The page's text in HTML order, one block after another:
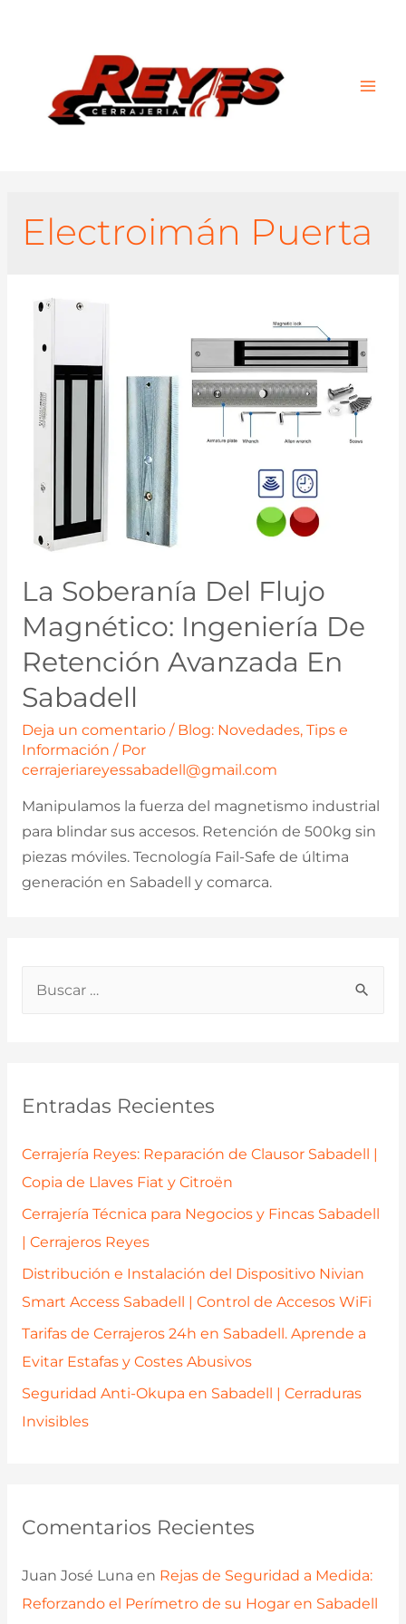
p
o
:
Entradas Recientes
Cerrajería Reyes: Reparación de Clausor Sabadell |
Copia de Llaves Fiat y Citroën
Cerrajería Técnica para Negocios y Fincas Sabadell
| Cerrajeros Reyes
Distribución e Instalación del Dispositivo Nivian
Smart Access Sabadell | Control de Accesos WiFi
Tarifas de Cerrajeros 24h en Sabadell. Aprende a
Evitar Estafas y Costes Abusivos
Seguridad Anti-Okupa en Sabadell | Cerraduras
Invisibles
Comentarios Recientes
Juan José Luna en Rejas de Seguridad a Medida:
Reforzando el Perímetro de su Hogar en Sabadell
Electroimán Puerta
La Soberanía Del Flujo
Magnético: Ingeniería De
Retención Avanzada En
Sabadell
Deja un comentario / Blog: Novedades, Tips e
Información / Por
cerrajeriareyessabadell@gmail.com
Manipulamos la fuerza del magnetismo industrial
para blindar sus accesos. Retención de 500kg sin
piezas móviles. Tecnología Fail-Safe de última
generación en Sabadell y comarca.